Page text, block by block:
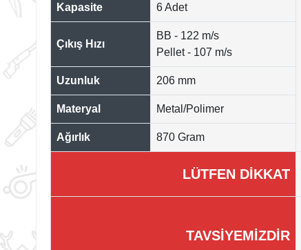
Kapasite 6 Adet
Çıkış Hızı
BB - 122 m/s
Pellet - 107 m/s
Uzunluk 206 mm
Materyal Metal/Polimer
Ağırlık 870 Gram
LÜTFEN DİKKAT
TAVSİYEMİZDİR